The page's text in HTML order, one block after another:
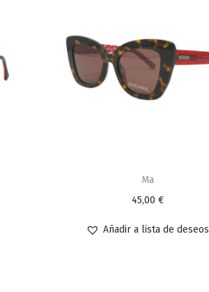
Ma
45,00 €
Añadir a lista de deseos